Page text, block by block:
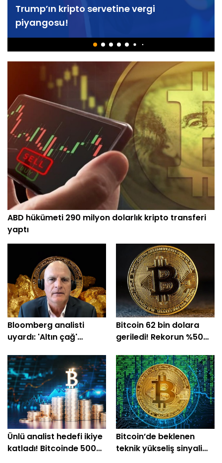
Trump’ın kripto servetine vergi
piyangosu!
ABD hükümeti 290 milyon dolarlık kripto transferi
yaptı
Bloomberg analisti
uyardı: 'Altın çağ'
kaldı
Bitcoin 62 bin dolara
geriledi! Rekorun %50
Ünlü analist hedefi ikiye
katladı! Bitcoinde 500
Bitcoin’de beklenen
teknik yükseliş sinyali